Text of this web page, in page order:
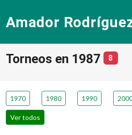
Amador
Torneos en 1987 8
1970 1980 1990
Ver todos